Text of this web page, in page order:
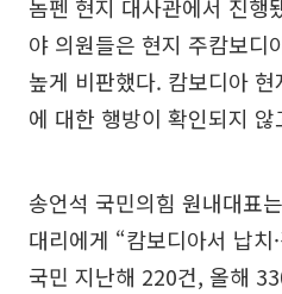
놈펜 현지 대사관에서 진행
야 의원들은 현지 주캄보디
높게 비판했다. 캄보디아
에 대한 행방이 확인되지
송언석 국민의힘 원내대표
대리에게 “캄보디아서 납치
국민 지난해 220건, 올해